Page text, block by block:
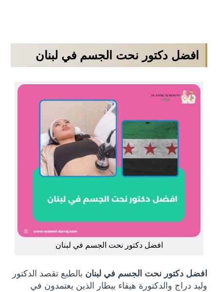
افضل دكتور نحت الجسم في لبنان
افضل دكتور نحت الجسم في لبنان
افضل دكتور نحت الجسم في لبنان بالطبع تقصد الدكتور
وليد دراج والدكتورة هيفاء بيطار الذين يعتمدون في